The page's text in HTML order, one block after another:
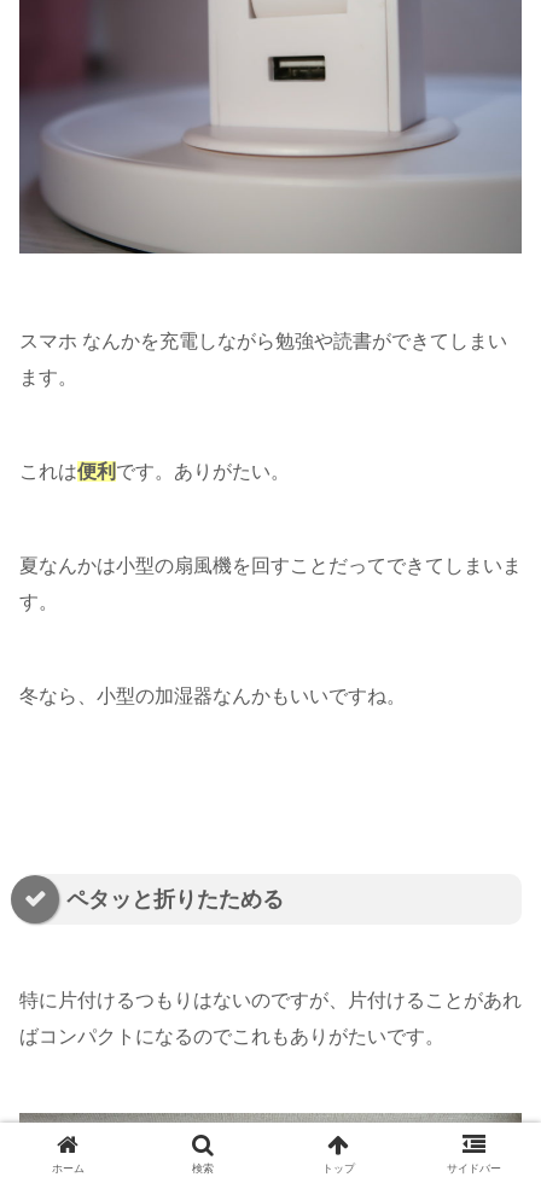
スマホ なんかを充電しながら勉強や読書ができてしまい
ます。
これは便利 です。ありがたい。
夏なんかは小型の扇風機を回すことだってできてしまいま
す。
冬なら、小型の加湿器なんかもいいですね。
ペタッと折りたためる
特に片付けるつもりはないのですが、片付けることがあれ
ばコンパクトになるのでこれもありがたいです。
ホーム 検索 トップ サイドバー